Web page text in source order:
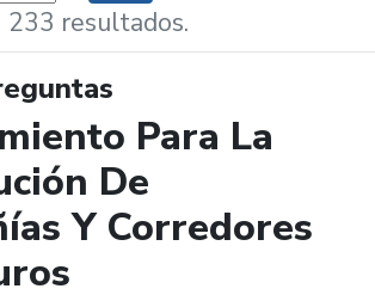
resultados.
Para La
De
Y Corredores